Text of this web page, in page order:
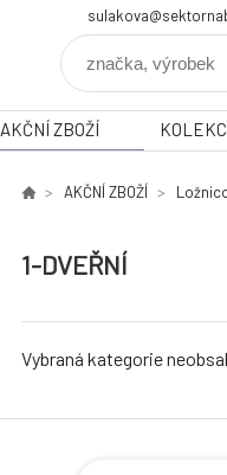
AKČNÍ ZBOŽÍ
AKČNÍ ZBOŽÍ
1-DVEŘNÍ
Vybraná kategorie